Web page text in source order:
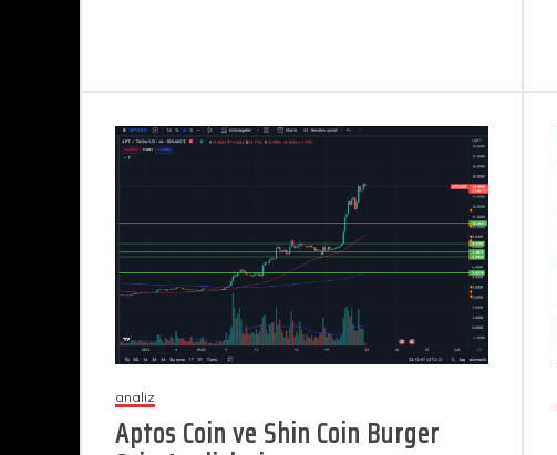
analiz
Aptos Coin ve Shin Coin Burger